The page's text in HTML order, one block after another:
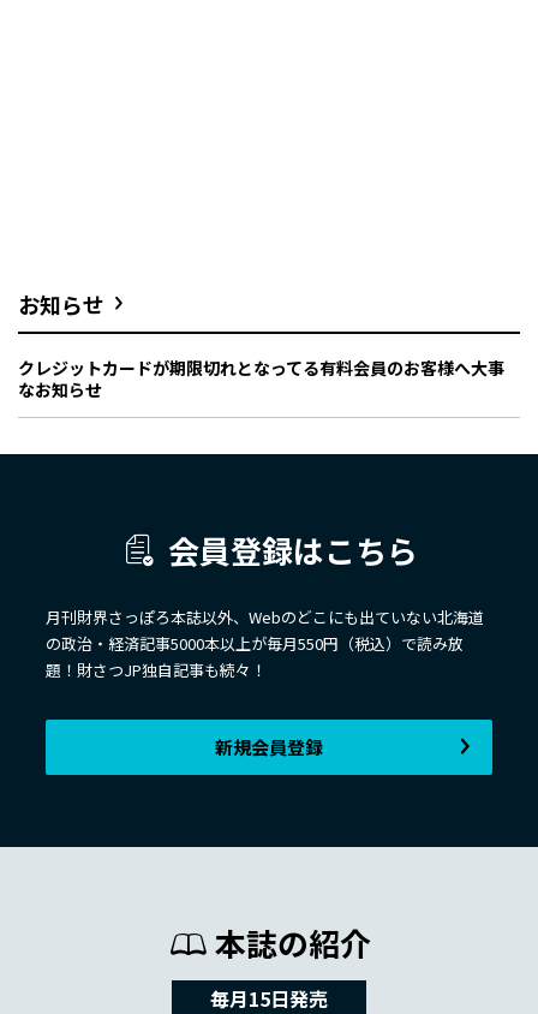
お知らせ
クレジットカードが期限切れとなってる有料会員のお客様へ大事
なお知らせ
会員登録はこちら
月刊財界さっぽろ本誌以外、Webのどこにも出ていない北海道
の政治・経済記事5000本以上が毎月550円（税込）で読み放
題！財さつJP独自記事も続々！
新規会員登録
本誌の紹介
毎月15日発売